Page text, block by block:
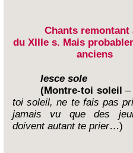
Chants remontant
du XIIIe s. Mais
anciens
Iesce sole
(Montre-toi soleil
toi soleil, ne te fais pas
jamais vu que des
doivent autant te prier…)